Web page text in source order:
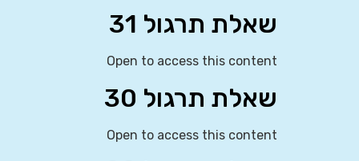
שאלת תרגול 31
Open to access this content
שאלת תרגול 30
Open to access this content